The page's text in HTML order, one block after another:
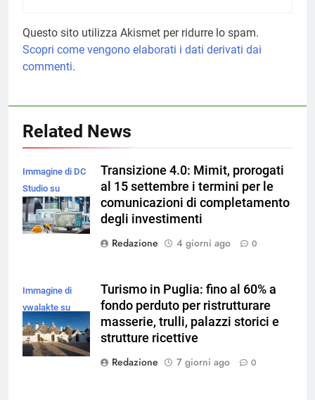
Questo sito utilizza Akismet per ridurre lo spam.
Scopri come vengono elaborati i dati derivati dai
commenti.
Related News
Immagine di DC
Studio su
Magnific
Transizione 4.0: Mimit, prorogati
al 15 settembre i termini per le
comunicazioni di completamento
degli investimenti
Redazione
4 giorni ago 0
Immagine di
vwalakte su
Magnific
Turismo in Puglia: fino al 60% a
fondo perduto per ristrutturare
masserie, trulli, palazzi storici e
strutture ricettive
Redazione
7 giorni ago 0